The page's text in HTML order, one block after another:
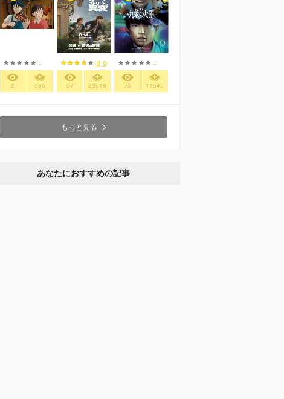
-
2 586
3.9
57 23519
-
75 11545
もっと見る
あなたにおすすめの記事